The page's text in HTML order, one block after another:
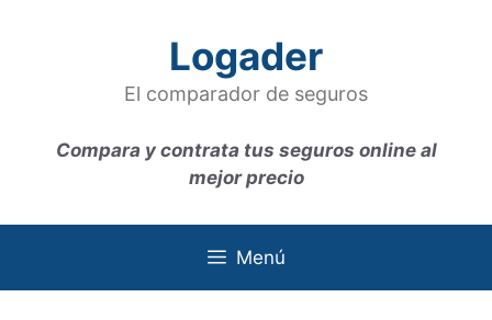
Logader
El comparador de seguros
Compara y contrata tus seguros online al
mejor precio
Menú